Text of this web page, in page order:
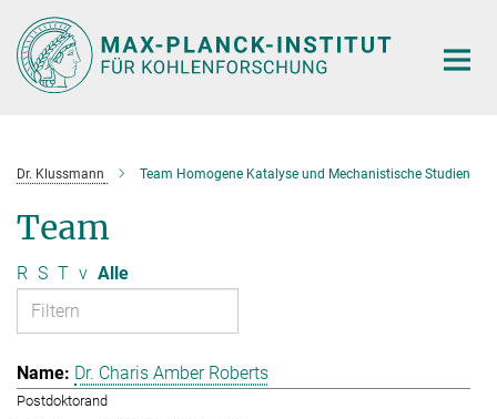
Hauptinhalt
Dr. Klussmann Team Homogene Katalyse und Mechanistische Studien
Team
R S T v Alle
Dr. Charis Amber Roberts
Postdoktorand